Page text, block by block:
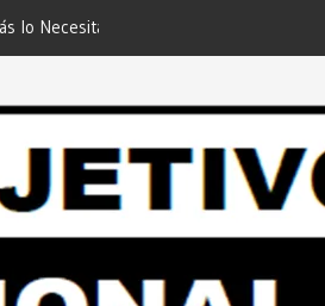
Desde:
AUTOMÓVIL DODGE
Regional”.